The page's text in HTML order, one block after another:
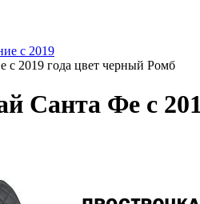
с 2019
2019 года цвет черный Ромб
Санта Фе с